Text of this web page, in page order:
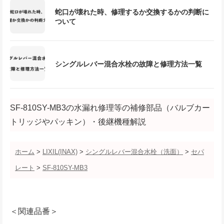
蛇口が壊れた時、修理するか交換するかの判断に
ついて
シングルレバー混合水栓の故障と修理方法一覧
SF-810SY-MB3の水漏れ修理等の補修部品（バルブカー
トリッジやパッキン）・後継機種解説
ホーム > LIXIL(INAX) > シングルレバー混合水栓（洗面） > セパ
レート > SF-810SY-MB3
＜関連品番＞